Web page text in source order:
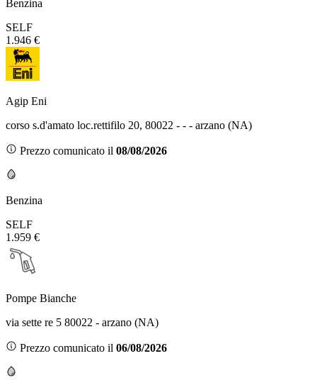
Benzina
SELF
1.946 €
Agip Eni
corso s.d'amato loc.rettifilo 20, 80022 - - - arzano (NA)
Prezzo comunicato il 08/08/2026
Benzina
SELF
1.959 €
Pompe Bianche
via sette re 5 80022 - arzano (NA)
Prezzo comunicato il 06/08/2026